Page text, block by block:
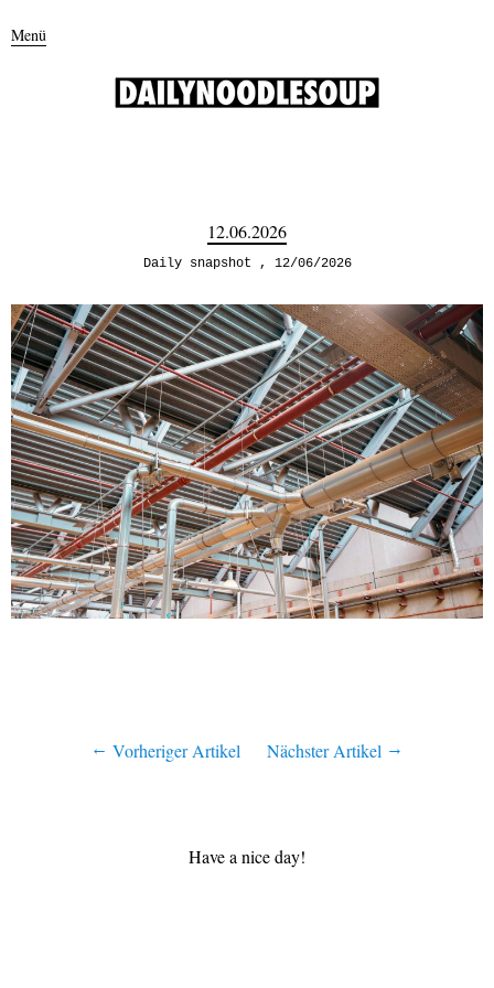
Menü
12.06.2026
Daily snapshot 12/06/2026
Vorheriger Artikel Nächster Artikel
Have a nice day!